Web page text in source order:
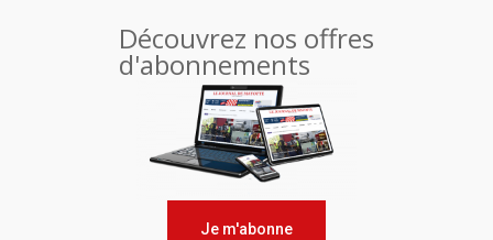
Découvrez nos offres
d'abonnements
Je m'abonne